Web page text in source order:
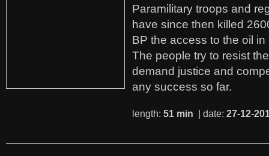
Paramilitary troops and
have since then killed
BP the access to the oil in
The people try to resist
demand justice and
any success so far.
length: 51 min | date: 27-12-